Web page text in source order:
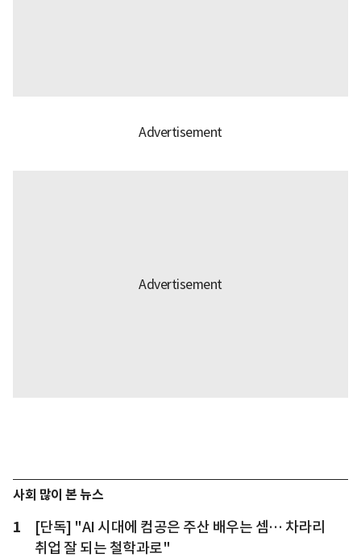
사회 많이 본 뉴스
1
[단독] "AI 시대에 컴공은 주산 배우는 셈… 차라리
취업 잘 되는 철학과로"